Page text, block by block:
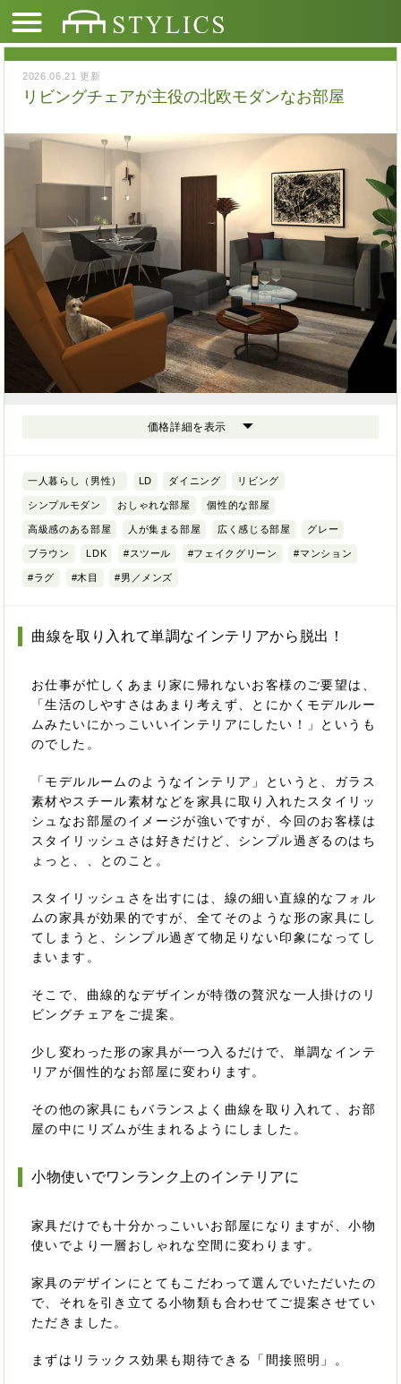
2026.06.21 更新
リビングチェアが主役の北欧モダンなお部屋
価格詳細を表示
一人暮らし（男性） LD ダイニング リビング
シンプルモダン おしゃれな部屋 個性的な部屋
高級感のある部屋 人が集まる部屋 広く感じる部屋 グレー
ブラウン LDK #スツール #フェイクグリーン #マンション
#ラグ #木目 #男／メンズ
曲線を取り入れて単調なインテリアから脱出！
お仕事が忙しくあまり家に帰れないお客様のご要望は、
「生活のしやすさはあまり考えず、とにかくモデルルー
ムみたいにかっこいいインテリアにしたい！」というも
のでした。
「モデルルームのようなインテリア」というと、ガラス
素材やスチール素材などを家具に取り入れたスタイリッ
シュなお部屋のイメージが強いですが、今回のお客様は
スタイリッシュさは好きだけど、シンプル過ぎるのはち
ょっと、、とのこと。
スタイリッシュさを出すには、線の細い直線的なフォル
ムの家具が効果的ですが、全てそのような形の家具にし
てしまうと、シンプル過ぎて物足りない印象になってし
まいます。
そこで、曲線的なデザインが特徴の贅沢な一人掛けのリ
ビングチェアをご提案。
少し変わった形の家具が一つ入るだけで、単調なインテ
リアが個性的なお部屋に変わります。
その他の家具にもバランスよく曲線を取り入れて、お部
屋の中にリズムが生まれるようにしました。
小物使いでワンランク上のインテリアに
家具だけでも十分かっこいいお部屋になりますが、小物
使いでより一層おしゃれな空間に変わります。
家具のデザインにとてもこだわって選んでいただいたの
で、それを引き立てる小物類も合わせてご提案させてい
ただきました。
まずはリラックス効果も期待できる「間接照明」。